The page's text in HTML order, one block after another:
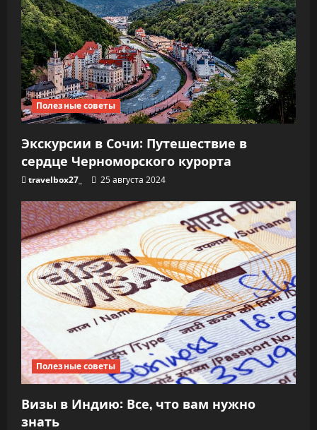
Полезные советы
Экскурсии в Сочи: Путешествие в
сердце Черноморского курорта
travelbox27_ 25 августа 2024
Полезные советы
Визы в Индию: Все, что вам нужно
знать